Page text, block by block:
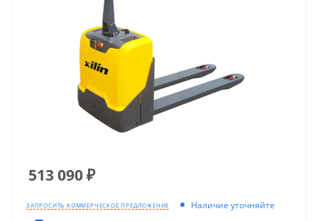
513 090₽
ЗАПРОСИТЬ КОММЕРЧЕСКОЕ ПРЕДЛОЖЕНИЕ
Наличие уточняйте